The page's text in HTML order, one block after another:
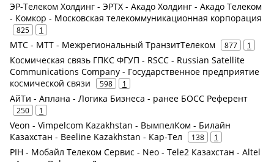
ЭР-Телеком Холдинг - ЭРТХ - Акадо Холдинг - Акадо Телеком
- Комкор - Московская телекоммуникационная корпорация
825 1
МТС - МТТ - Межрегиональный ТранзитТелеком 877 1
Космическая связь ГПКС ФГУП - RSCC - Russian Satellite
Communications Company - Государственное предприятие
космической связи
598 1
АйТи - Аплана - Логика Бизнеса - ранее БОСС Референт
250 1
Veon - Vimpelcom Kazakhstan - ВымпелКом - Билайн
Казахстан - Beeline Kazakhstan - Кар-Тел
138 1
PIH - Мобайл Телеком Сервис - Neo - Tele2 Казахстан - Altel